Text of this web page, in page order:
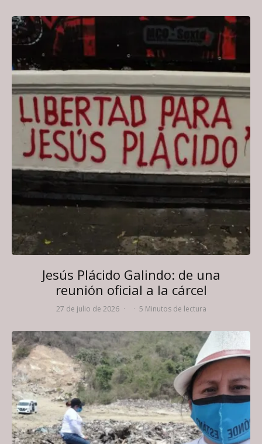
Jesús Plácido Galindo: de una
reunión oficial a la cárcel
27 de julio de 2026 · · 5 Minutos de lectura